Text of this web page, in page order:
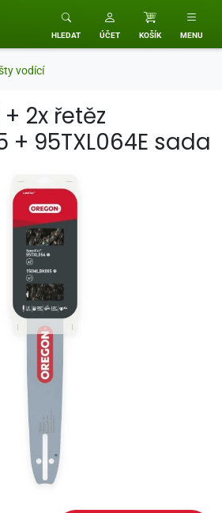
HLEDAT ÚČET KOŠÍK MENU
vodící
2x řetěz
+ 95TXL064E sada